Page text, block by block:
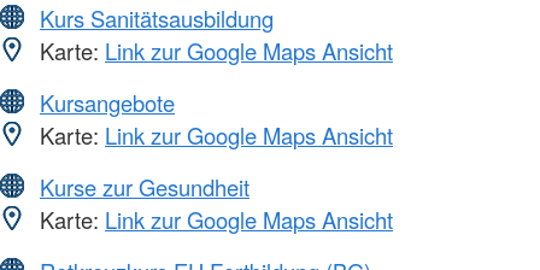
Kurs Sanitätsausbildung
Karte: Link zur Google Maps Ansicht
Kursangebote
Karte: Link zur Google Maps Ansicht
Kurse zur Gesundheit
Karte: Link zur Google Maps Ansicht